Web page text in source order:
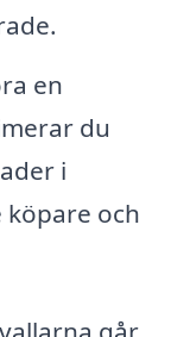
en
du
i
och